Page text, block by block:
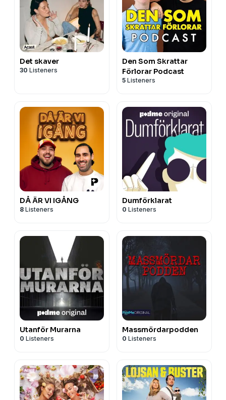
Det skaver
30 Listeners
Den Som Skrattar
Förlorar Podcast
5 Listeners
DÅ ÄR VI IGÅNG
8 Listeners
Dumförklarat
0 Listeners
Utanför Murarna
0 Listeners
Massmördarpodden
0 Listeners